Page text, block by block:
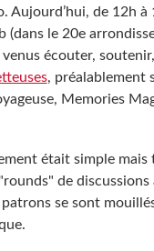
Aujourd’hui, de 12h
(dans le 20e
écouter,
, préalablement
Memories
était simple
de discussions
se sont